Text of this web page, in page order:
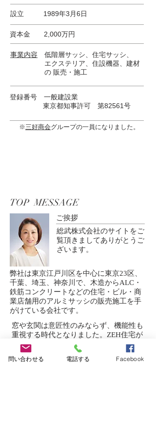
TOP ​MESSAGE
ご挨拶
総武株式会社のサイトをご
覧頂きましてありがとうご
ざいます。
弊社は東京江戸川区を中心に東京23区、
千葉、埼玉、神奈川で、木造からALC・
鉄筋コンクリートなどの住宅・ビル・商
業店舗用のアルミサッシの販売施工を手
がけている会社です。
窓や玄関は意匠性のみならず、機能性も
重視する時代となりました。ZEH住宅が
今後の日本の住宅のスタンダードになっ
ていく時代です。そのような時代の流れ
を読み取り、お客様のニーズに合った商
設立 1989年3月6日
​資本金 2,000万円
事業内容 低階層サッシ、住宅サッシ、
エクステリア、住設機器、建材
の 販売・施工
登録番号 一般建設業
東京都知事許可 第82561号
※三好商会グループの一員になりました。
問い合わせる 電話する Facebook